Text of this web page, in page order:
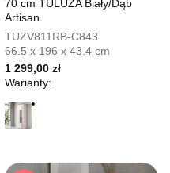
70 cm TULUZA Biały/Dąb
Artisan
TUZV811RB-C843
66.5 x 196 x 43.4 cm
1 299,00 zł
Warianty: